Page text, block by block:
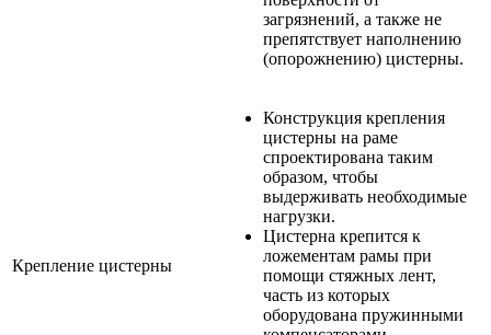
загрязнений, а также не
препятствует наполнению
(опорожнению) цистерны.
Крепление цистерны
Конструкция крепления
цистерны на раме
спроектирована таким
образом, чтобы
выдерживать необходимые
нагрузки.
Цистерна крепится к
ложементам рамы при
помощи стяжных лент,
часть из которых
оборудована пружинными